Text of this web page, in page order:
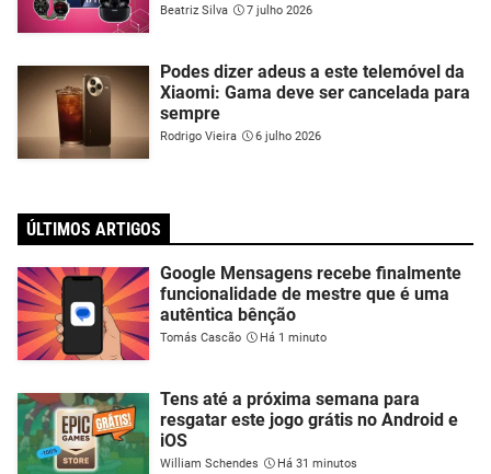
Beatriz Silva 7 julho 2026
Podes dizer adeus a este telemóvel da
Xiaomi: Gama deve ser cancelada para
sempre
Rodrigo Vieira 6 julho 2026
ÚLTIMOS ARTIGOS
Google Mensagens recebe finalmente
funcionalidade de mestre que é uma
autêntica bênção
Tomás Cascão Há 1 minuto
Tens até a próxima semana para
resgatar este jogo grátis no Android e
iOS
William Schendes Há 31 minutos